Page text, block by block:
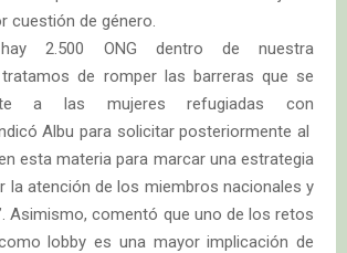
cuestión de género.
hay 2.500 ONG dentro de nuestra
de romper las barreras que se
a las mujeres refugiadas con
Albu para solicitar posteriormente al
esta materia para marcar una estrategia
la atención de los miembros nacionales y
Asimismo, comentó que uno de los retos
lobby es una mayor implicación de